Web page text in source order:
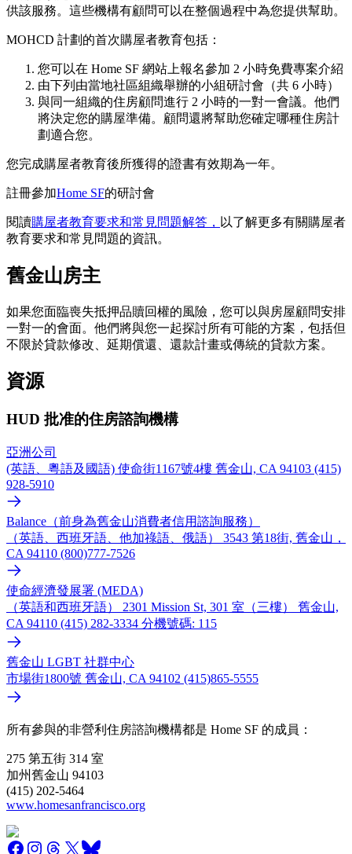
供該服務。這些機構有顧問可以在整個過程中為您提供幫助。
MOHCD 計劃的首次購屋者教育包括：
您可以在 Home SF 網站上報名參加 2 小時免費專案介紹
由下列由當地社區組織舉辦的小組研討會（共 6 小時）
與同一組織的住房顧問進行 2 小時的一對一會議。他們
將決定您的購屋準備。顧問還將幫助您確定哪種住房計
劃適合您。
您完成購屋者教育後所獲得的證書有效期為一年。
註冊參加Home SF的研討會
閱讀購屋者教育要求和常見問題解答， 以了解更多有關購屋者
教育要求和常見問題的資訊。
舊金山房主
如果您面臨喪失抵押品贖回權的風險，您可以與房屋顧問安排
一對一的會面。他們將與您一起探討所有可能的方案，包括但
不限於貸款修改、延期償還、還款計畫或傳統的貸款方案。
資源
HUD 批准的住房諮詢機構
亞洲公司
(英語、粵語及國語) 使命街1167號4樓 舊金山, CA 94103 (415)
928-5910
Balance（前身為舊金山消費者信用諮詢服務）
（英語、西班牙語、他加祿語、俄語） 3543 第18街, 舊金山，
CA 94110 (800)777-7526
使命經濟發展署 (MEDA)
（英語和西班牙語） 2301 Mission St, 301 室（三樓） 舊金山,
CA 94110 (415) 282-3334 分機號碼: 115
舊金山 LGBT 社群中心
市場街1800號 舊金山, CA 94102 (415)865-5555
所有參與的非營利住房諮詢機構都是 Home SF 的成員：
275 第五街 314 室
加州舊金山 94103
(415) 202-5464
www.homesanfrancisco.org